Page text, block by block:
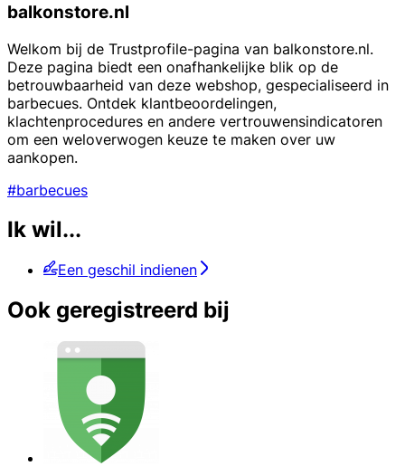
balkonstore.nl
Welkom bij de Trustprofile-pagina van balkonstore.nl.
Deze pagina biedt een onafhankelijke blik op de
betrouwbaarheid van deze webshop, gespecialiseerd in
barbecues. Ontdek klantbeoordelingen,
klachtenprocedures en andere vertrouwensindicatoren
om een weloverwogen keuze te maken over uw
aankopen.
#barbecues
Ik wil...
Een geschil indienen
Ook geregistreerd bij